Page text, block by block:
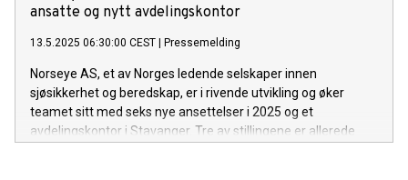
beredskapssentral er døgnbemannet av personell med bred
ansatte og nytt avdelingskontor
13.5.2025 06:30:00 CEST Pressemelding
Norseye AS, et av Norges ledende selskaper innen
sjøsikkerhet og beredskap, er i rivende utvikling og øker
teamet sitt med seks nye ansettelser i 2025 og et
avdelingskontor i Stavanger. Tre av stillingene er allerede